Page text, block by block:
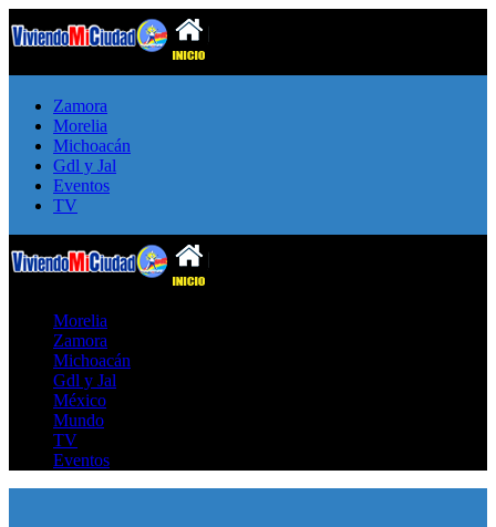
Zamora
Morelia
Michoacán
Gdl y Jal
Eventos
TV
Morelia
Zamora
Michoacán
Gdl y Jal
México
Mundo
TV
Eventos